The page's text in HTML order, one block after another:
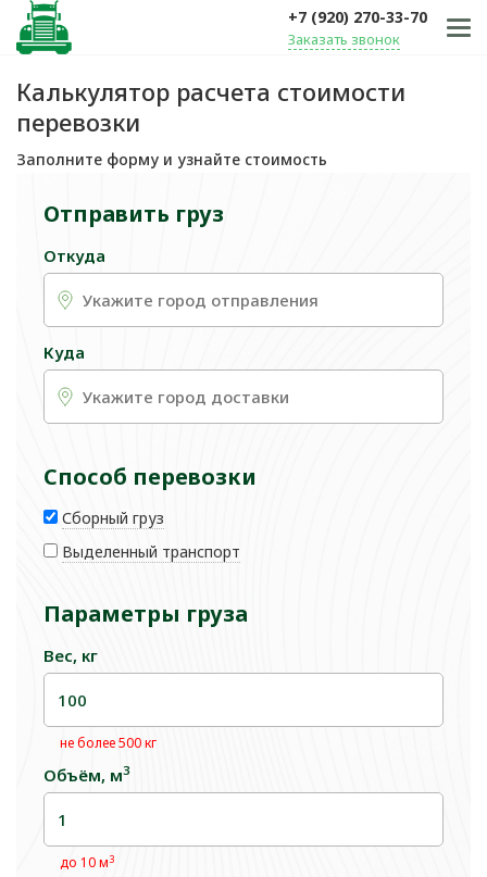
+7 (920) 270-33-70
Заказать звонок
Калькулятор расчета стоимости
перевозки
Заполните форму и узнайте стоимость
Отправить груз
Откуда
Куда
Способ перевозки
Сборный груз
Выделенный транспорт
Параметры груза
Вес, кг
не более 500 кг
Объём, м3
до 10 м3